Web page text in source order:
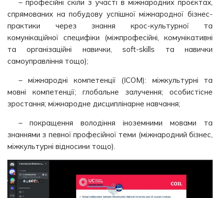
– професійні скіли з участі в міжнародних проєктах,
спрямованих на побудову успішної міжнародної бізнес-
практики через знання крос-культурної та
комунікаційної специфіки (міжпрофесійні, комунікативні
та організаційні навички, soft-skills та навички
самоуправління тощо);
– міжнародні компетенції (ICOM): міжкультурні та
мовні компетенції; глобальне залучення; особистісне
зростання; міжнародне дисциплінарне навчання;
– покращення володіння іноземними мовами та
знаннями з певної професійної теми (міжнародний бізнес,
міжкультурні відносини тощо).